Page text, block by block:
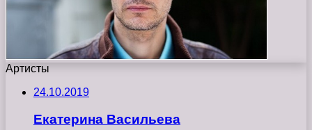
Артисты
24.10.2019
Екатерина Васильева